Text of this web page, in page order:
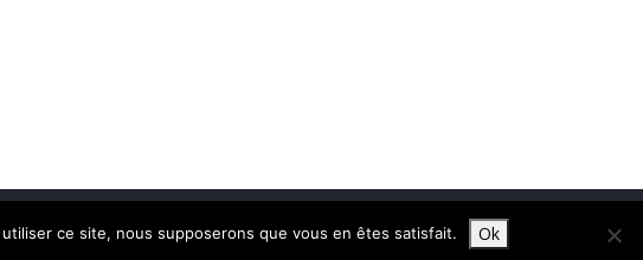
ce site, nous supposerons que vous en êtes satisfait. Ok